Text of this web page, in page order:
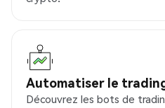
Automatiser le
Découvrez les bots de